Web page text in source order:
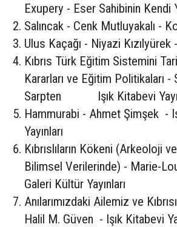
Exupery - Eser Sahibinin Kendi
Salıncak - Cenk Mutluyakalı -
Ulus Kaçağı - Niyazi Kızılyürek
Kıbrıs Türk Eğitim Sistemini
Kararları ve Eğitim Politikaları -
Sarpten Işık Kitabevi
Hammurabi - Ahmet Şimşek -
Yayınları
Kıbrıslıların Kökeni (Arkeoloji
Bilimsel Verilerinde) - Marie-
Galeri Kültür Yayınları
Anılarımızdaki Ailemiz ve
Halil M. Güven - Işık Kitabevi